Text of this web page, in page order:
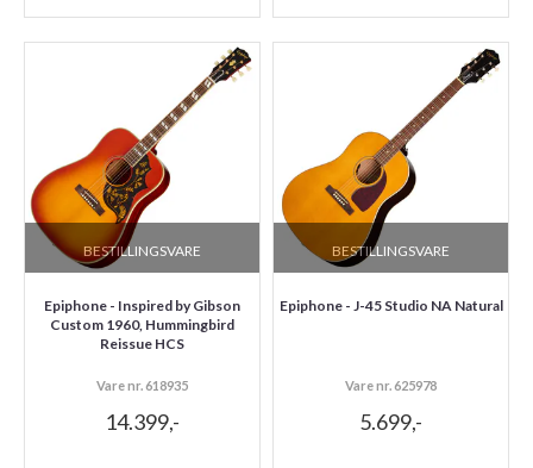
BESTILLINGSVARE
Epiphone - Inspired by Gibson
Custom 1960, Hummingbird
Reissue HCS
Vare nr. 618935
14.399,-
BESTILLINGSVARE
Epiphone - J-45 Studio NA Natural
Vare nr. 625978
5.699,-